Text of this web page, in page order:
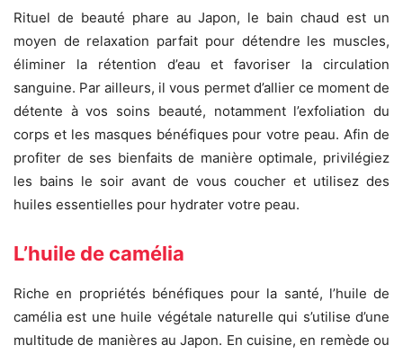
Rituel de beauté phare au Japon, le bain chaud est un
moyen de relaxation parfait pour détendre les muscles,
éliminer la rétention d’eau et favoriser la circulation
sanguine. Par ailleurs, il vous permet d’allier ce moment de
détente à vos soins beauté, notamment l’exfoliation du
corps et les masques bénéfiques pour votre peau. Afin de
profiter de ses bienfaits de manière optimale, privilégiez
les bains le soir avant de vous coucher et utilisez des
huiles essentielles pour hydrater votre peau.
L’huile de camélia
Riche en propriétés bénéfiques pour la santé, l’huile de
camélia est une huile végétale naturelle qui s’utilise d’une
multitude de manières au Japon. En cuisine, en remède ou